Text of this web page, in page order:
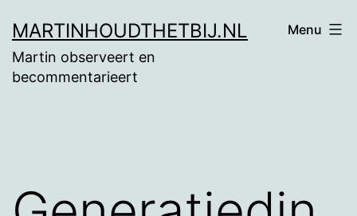
naar
de
MARTINHOUDTHETBIJ.NL
Martin observeert en
becommentarieert
Menu